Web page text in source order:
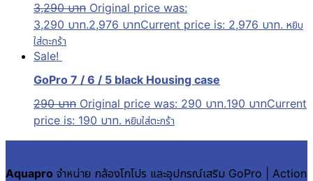
3,290บาท Original price was:
3,290 บาท.2,976 บาทCurrent price is: 2,976 บาท. หยิบ
ใส่ตะกร้า
Sale!
GoPro 7 / 6 / 5 black Housing case
290บาท Original price was: 290 บาท.190 บาทCurrent
price is: 190 บาท. หยิบใส่ตะกร้า
Aquapro จำหน่าย กล้องโกโปร และอุปกรณ์เสริม GoPro | Action